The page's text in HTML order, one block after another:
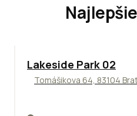
ODPORÚČAME
Lakeside Park 02
Tomášikova 64, 83104